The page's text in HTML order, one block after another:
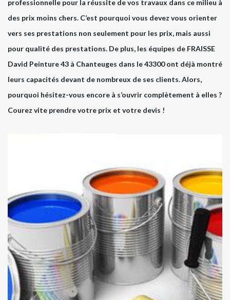
professionnelle pour la réussite de vos travaux dans ce milieu à
des prix moins chers. C’est pourquoi vous devez vous orienter
vers ses prestations non seulement pour les prix, mais aussi
pour qualité des prestations. De plus, les équipes de FRAISSE
David Peinture 43 à Chanteuges dans le 43300 ont déjà montré
leurs capacités devant de nombreux de ses clients. Alors,
pourquoi hésitez-vous encore à s’ouvrir complètement à elles ?
Courez vite prendre votre prix et votre devis !